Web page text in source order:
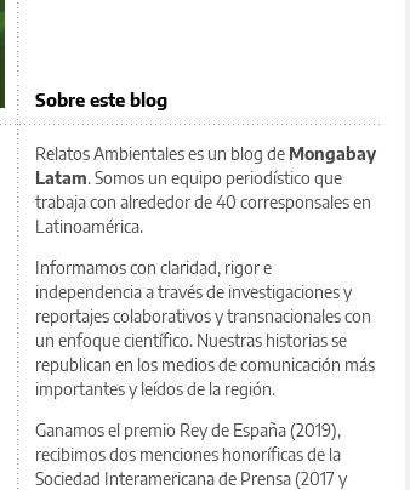
Sobre este blog
Relatos Ambientales es un blog de Mongabay
Latam. Somos un equipo periodístico que
trabaja con alrededor de 40 corresponsales en
Latinoamérica.
Informamos con claridad, rigor e
independencia a través de investigaciones y
reportajes colaborativos y transnacionales con
un enfoque científico. Nuestras historias se
republican en los medios de comunicación más
importantes y leídos de la región.
Ganamos el premio Rey de España (2019),
recibimos dos menciones honoríficas de la
Sociedad Interamericana de Prensa (2017 y